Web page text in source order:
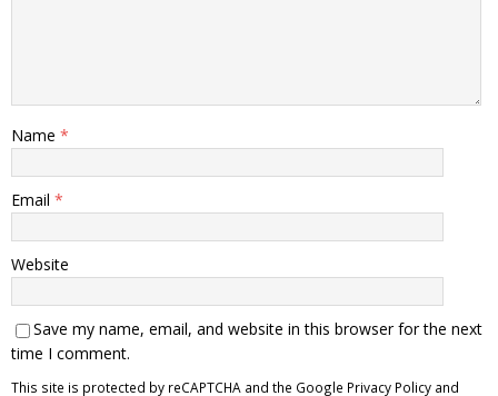
Name *
Email *
Website
Save my name, email, and website in this browser for the next
time I comment.
This site is protected by reCAPTCHA and the Google Privacy Policy and